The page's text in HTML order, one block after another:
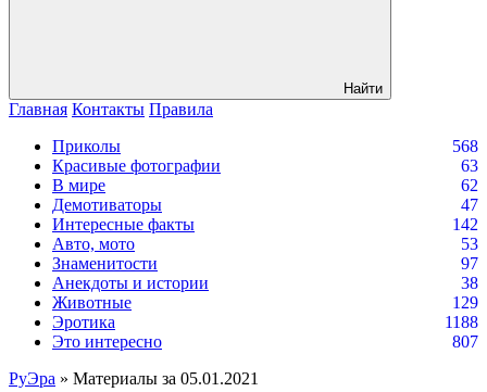
Найти
Главная Контакты Правила
Приколы
568
Красивые фотографии
63
В мире
62
Демотиваторы
47
Интересные факты
142
Авто, мото
53
Знаменитости
97
Анекдоты и истории
38
Животные
129
Эротика
1188
Это интересно
807
РуЭра » Материалы за 05.01.2021